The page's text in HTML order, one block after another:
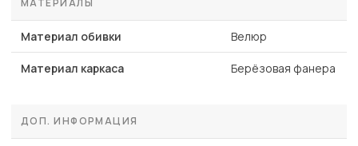
МАТЕРИАЛЫ
Материал обивки Велюр
Материал каркаса Берёзовая фанера
ДОП. ИНФОРМАЦИЯ